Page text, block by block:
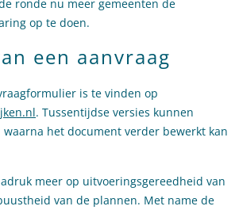
ronde nu meer gemeenten de
op te doen.
een aanvraag
is te vinden op
. Tussentijdse versies kunnen
het document verder bewerkt kan
meer op uitvoeringsgereedheid van
van de plannen. Met name de